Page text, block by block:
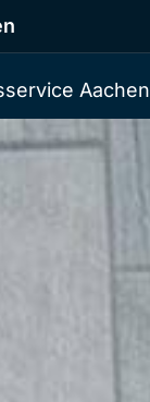
Aachen